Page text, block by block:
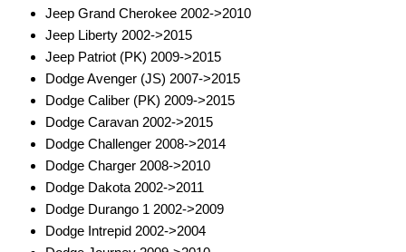
für Mitsubishi
für Nissan
für Porsche
für Seat
für Skoda
für Subaru
für Suzuki
Jeep Grand Cherokee 2002->2010
Jeep Liberty 2002->2015
Jeep Patriot (PK) 2009->2015
Dodge Avenger (JS) 2007->2015
Dodge Caliber (PK) 2009->2015
Dodge Caravan 2002->2015
Dodge Challenger 2008->2014
Dodge Charger 2008->2010
Dodge Dakota 2002->2011
Dodge Durango 1 2002->2009
Dodge Intrepid 2002->2004